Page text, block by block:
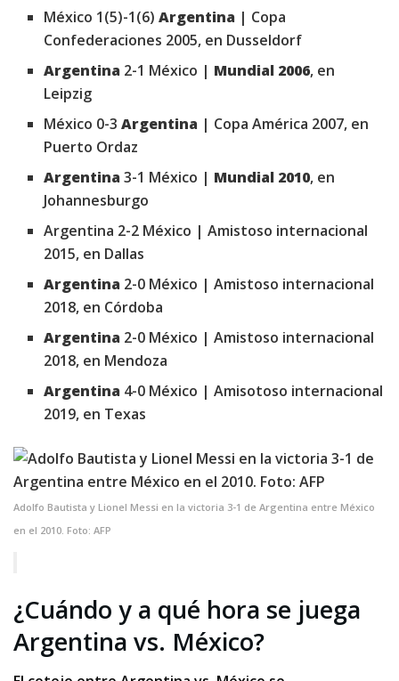
México 1(5)-1(6)Argentina | Copa
Confederaciones 2005, en Dusseldorf
Argentina 2-1 México | Mundial 2006, en
Leipzig
México 0-3Argentina | Copa América 2007, en
Puerto Ordaz
Argentina 3-1 México | Mundial 2010, en
Johannesburgo
Argentina 2-2 México | Amistoso internacional
2015, en Dallas
Argentina 2-0 México | Amistoso internacional
2018, en Córdoba
Argentina 2-0 México | Amistoso internacional
2018, en Mendoza
Argentina 4-0 México | Amisotoso internacional
2019, en Texas
Adolfo Bautista y Lionel Messi en la victoria 3-1 de Argentina entre México
en el 2010. Foto: AFP
¿Cuándo y a qué hora se juega
Argentina vs. México?